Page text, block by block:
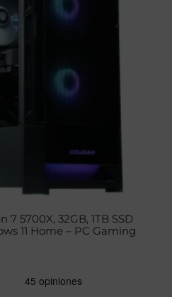
5700X, 32GB, 1TB SSD
11 Home – PC Gaming